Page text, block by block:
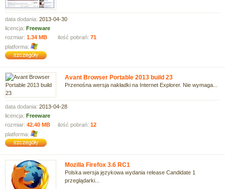
data dodania: 2013-04-30
licencja: Freeware
rozmiar: 1.34 MB ilość pobrań: 71
platforma:
Avant Browser Portable 2013 build 23
Przenośna wersja nakładki na Internet Explorer. Nie wymaga...
data dodania: 2013-04-28
licencja: Freeware
rozmiar: 42.40 MB ilość pobrań: 12
platforma:
Mozilla Firefox 3.6 RC1
Polska wersja językowa wydania release Candidate 1
przeglądarki...